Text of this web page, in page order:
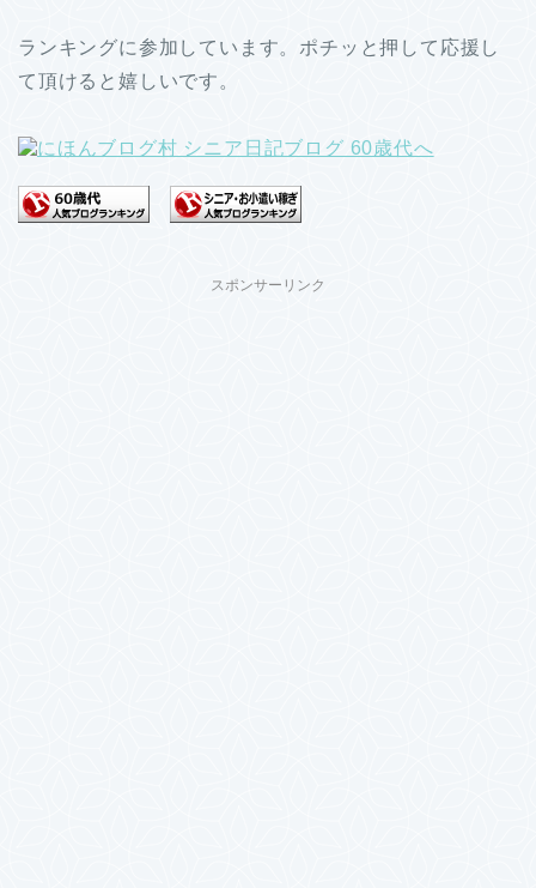
ランキングに参加しています。ポチッと押して応援し
て頂けると嬉しいです。
スポンサーリンク